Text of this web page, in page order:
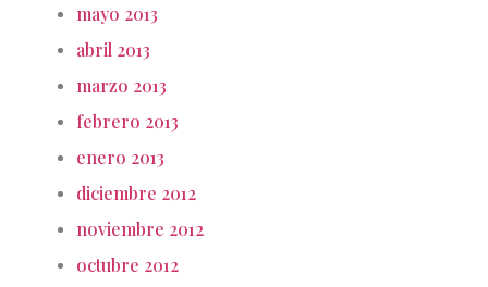
mayo 2013
abril 2013
marzo 2013
febrero 2013
enero 2013
diciembre 2012
noviembre 2012
octubre 2012